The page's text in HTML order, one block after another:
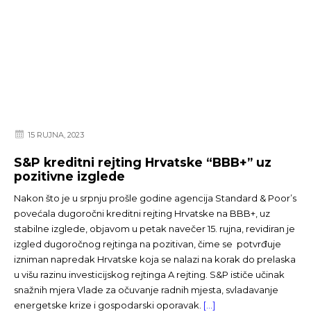
15 RUJNA, 2023
S&P kreditni rejting Hrvatske “BBB+” uz
pozitivne izglede
Nakon što je u srpnju prošle godine agencija Standard & Poor’s
povećala dugoročni kreditni rejting Hrvatske na BBB+, uz
stabilne izglede, objavom u petak navečer 15. rujna, revidiran je
izgled dugoročnog rejtinga na pozitivan, čime se potvrđuje
izniman napredak Hrvatske koja se nalazi na korak do prelaska
u višu razinu investicijskog rejtinga A rejting. S&P ističe učinak
snažnih mjera Vlade za očuvanje radnih mjesta, svladavanje
energetske krize i gospodarski oporavak. […]